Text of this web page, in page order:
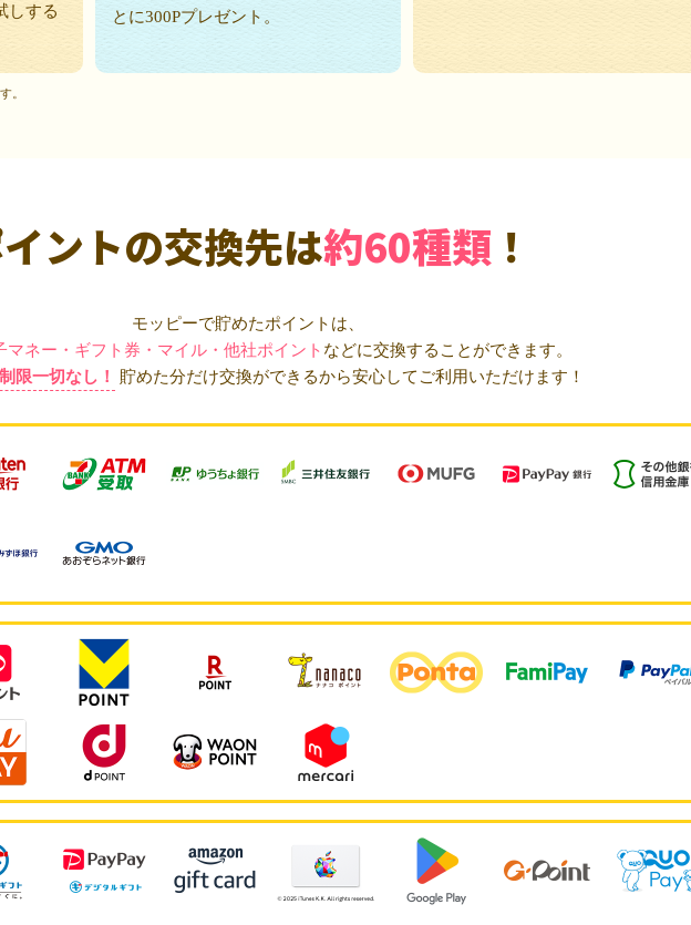
しする
とに300Pプレゼント。
。
ントの交換先は約60種類 ！
モッピーで貯めたポイントは、
マネー・ギフト券・マイル・他社ポイント などに交換することができます。
限一切なし！
貯めた分だけ交換ができるから安心してご利用いただけます！